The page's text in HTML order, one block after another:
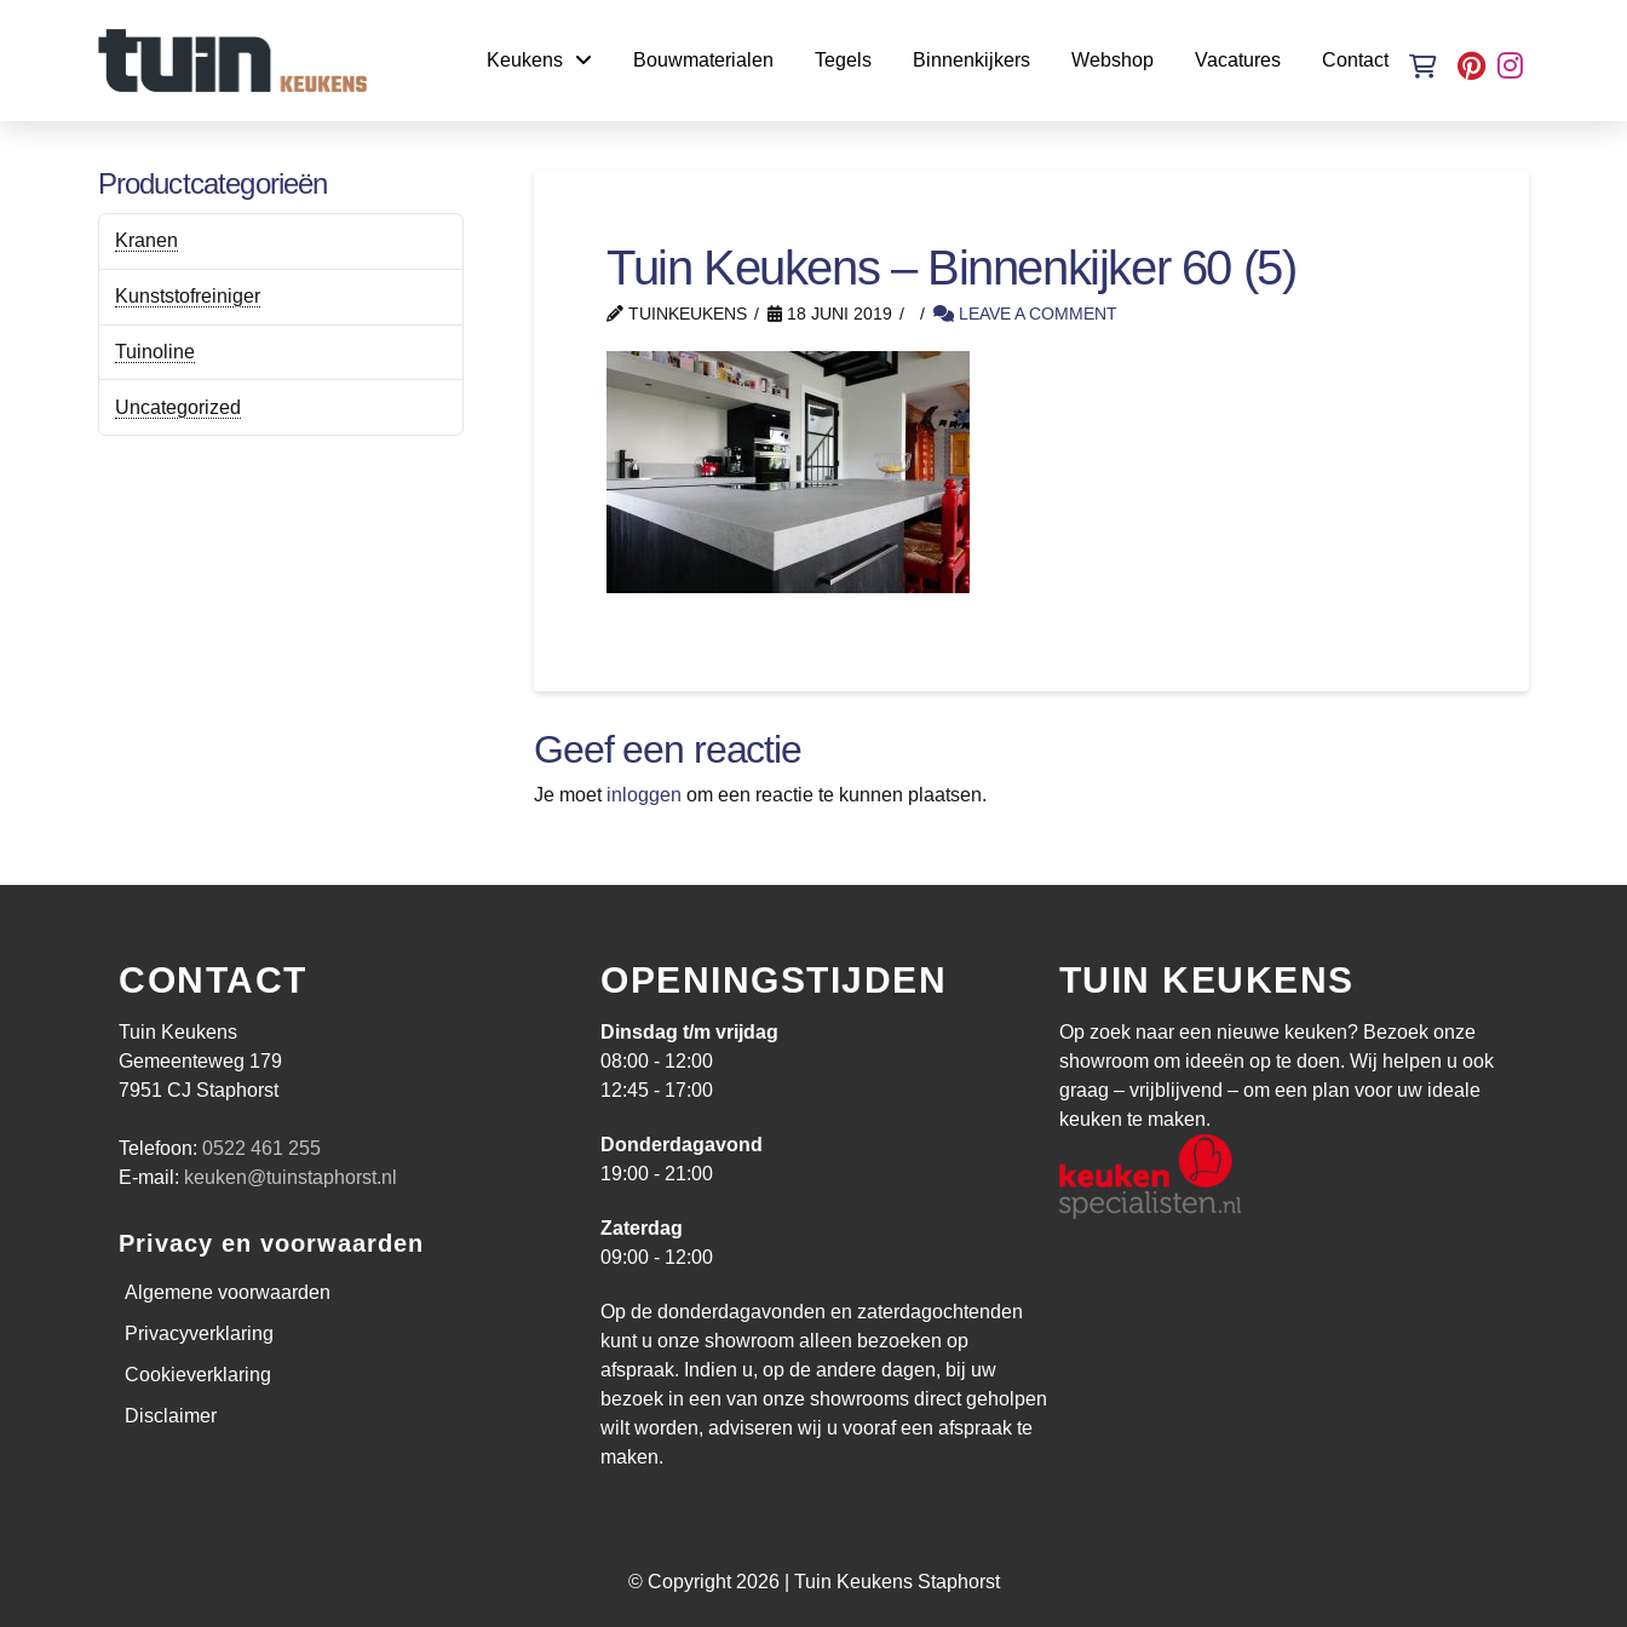
Keukens Bouwmaterialen Tegels Binnenkijkers Webshop Vacatures Contact
Tuin Keukens – Binnenkijker 60 (5)
TUINKEUKENS 18 JUNI 2019 LEAVE A COMMENT
Geef een reactie
Je moet inloggen om een reactie te kunnen plaatsen.
Productcategorieën
Kranen
Kunststofreiniger
Tuinoline
Uncategorized
CONTACT
Tuin Keukens
Gemeenteweg 179
7951 CJ Staphorst
Telefoon:0522 461 255
E-mail: keuken@tuinstaphorst.nl
Privacy en voorwaarden
Algemene voorwaarden
Privacyverklaring
Cookieverklaring
Disclaimer
OPENINGSTIJDEN
Dinsdag t/m vrijdag
08:00 - 12:00
12:45 - 17:00
Donderdagavond
19:00 - 21:00
Zaterdag
09:00 - 12:00
Op de donderdagavonden en zaterdagochtenden
kunt u onze showroom alleen bezoeken op
afspraak. Indien u, op de andere dagen, bij uw
bezoek in een van onze showrooms direct geholpen
wilt worden, adviseren wij u vooraf een afspraak te
maken.
TUIN KEUKENS
Op zoek naar een nieuwe keuken? Bezoek onze
showroom om ideeën op te doen. Wij helpen u ook
graag – vrijblijvend – om een plan voor uw ideale
keuken te maken.
© Copyright 2026 | Tuin Keukens Staphorst